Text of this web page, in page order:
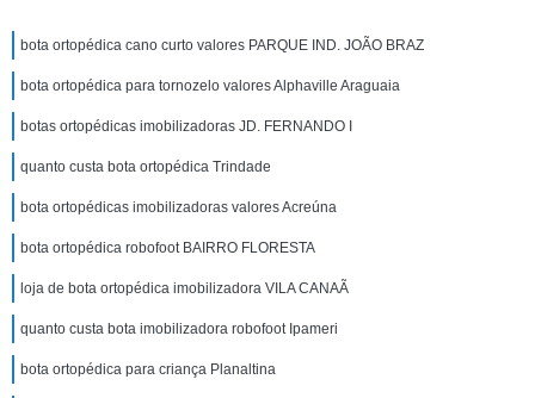
bota ortopédica cano curto valores PARQUE IND. JOÃO BRAZ
bota ortopédica para tornozelo valores Alphaville Araguaia
botas ortopédicas imobilizadoras JD. FERNANDO I
quanto custa bota ortopédica Trindade
bota ortopédicas imobilizadoras valores Acreúna
bota ortopédica robofoot BAIRRO FLORESTA
loja de bota ortopédica imobilizadora VILA CANAÃ
quanto custa bota imobilizadora robofoot Ipameri
bota ortopédica para criança Planaltina